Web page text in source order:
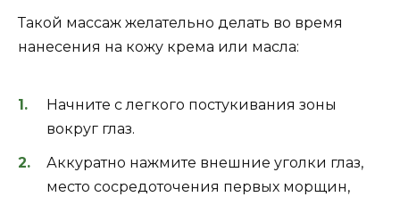
Такой массаж желательно делать во время
нанесения на кожу крема или масла:
Начните с легкого постукивания зоны
вокруг глаз.
Аккуратно нажмите внешние уголки глаз,
место сосредоточения первых морщин,